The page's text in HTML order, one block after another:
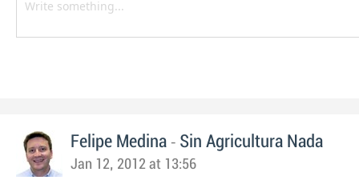
Felipe Medina - Sin Agricultura Nada
Jan 12, 2012 at 13:56